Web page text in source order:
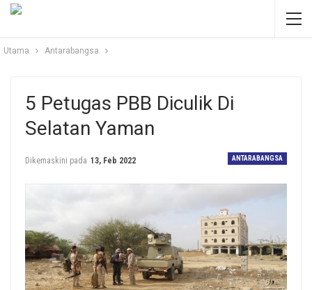
Utama Antarabangsa
5 Petugas PBB Diculik Di
Selatan Yaman
ANTARABANGSA
Dikemaskini pada 13, Feb 2022